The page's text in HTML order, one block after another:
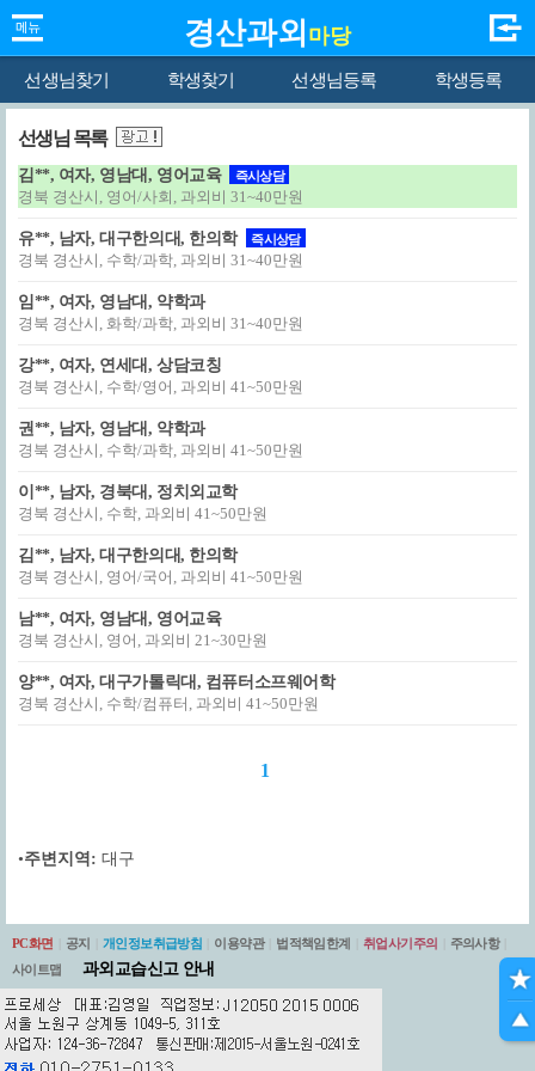
경산과외 마당
선생님찾기 학생찾기 선생님등록 학생등록
선생님 목록
김**, 여자, 영남대, 영어교육 즉시상담
경북 경산시, 영어/사회, 과외비 31~40만원
유**, 남자, 대구한의대, 한의학 즉시상담
경북 경산시, 수학/과학, 과외비 31~40만원
임**, 여자, 영남대, 약학과
경북 경산시, 화학/과학, 과외비 31~40만원
강**, 여자, 연세대, 상담코칭
경북 경산시, 수학/영어, 과외비 41~50만원
권**, 남자, 영남대, 약학과
경북 경산시, 수학/과학, 과외비 41~50만원
이**, 남자, 경북대, 정치외교학
경북 경산시, 수학, 과외비 41~50만원
김**, 남자, 대구한의대, 한의학
경북 경산시, 영어/국어, 과외비 41~50만원
남**, 여자, 영남대, 영어교육
경북 경산시, 영어, 과외비 21~30만원
양**, 여자, 대구가톨릭대, 컴퓨터소프웨어학
경북 경산시, 수학/컴퓨터, 과외비 41~50만원
1
•주변지역: 대구
PC화면 공지 개인정보취급방침 이용약관 법적책임한계 취업사기주의 주의사항
사이트맵
과외교습신고 안내